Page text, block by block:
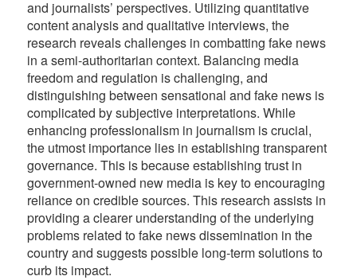
and journalists’ perspectives. Utilizing quantitative
content analysis and qualitative interviews, the
research reveals challenges in combatting fake news
in a semi-authoritarian context. Balancing media
freedom and regulation is challenging, and
distinguishing between sensational and fake news is
complicated by subjective interpretations. While
enhancing professionalism in journalism is crucial,
the utmost importance lies in establishing transparent
governance. This is because establishing trust in
government-owned new media is key to encouraging
reliance on credible sources. This research assists in
providing a clearer understanding of the underlying
problems related to fake news dissemination in the
country and suggests possible long-term solutions to
curb its impact.